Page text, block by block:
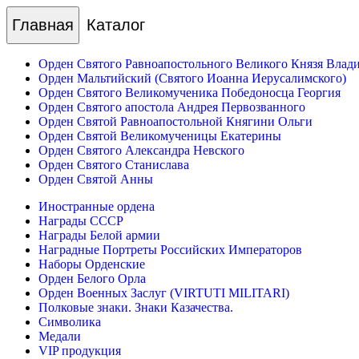
Главная Каталог
Орден Святого Равноапостольного Великого Князя
Орден Мальтийский (Святого Иоанна Иерусалимского)
Орден Святого Великомученика Победоносца Георгия
Орден Святого апостола Андрея Первозванного
Орден Святой Равноапостольной Княгини Ольги
Орден Святой Великомученицы Екатерины
Орден Святого Александра Невского
Орден Святого Станислава
Орден Святой Анны
Иностранные ордена
Награды СССР
Награды Белой армии
Наградные Портреты Российских Императоров
Наборы Орденские
Орден Белого Орла
Орден Военных Заслуг (VIRTUTI MILITARI)
Полковые знаки. Знаки Казачества.
Символика
Медали
VIP продукция